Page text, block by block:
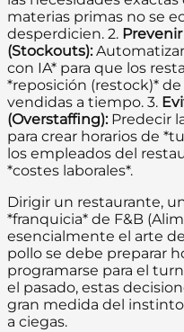
materias primas no se
desperdicien. 2.
(Stockouts):
con IA* para que los
*reposición (restock)*
vendidas a tiempo. 3.
(Overstaffing):Predecir
para crear horarios de
los empleados del
*costes laborales*.
Dirigir un restaurante,
*franquicia* de F&B
esencialmente el arte
pollo se debe preparar
programarse para el
el pasado, estas
gran medida del
a ciegas.